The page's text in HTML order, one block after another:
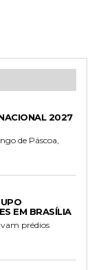
2027
de Páscoa,
EM BRASÍLIA
prédios